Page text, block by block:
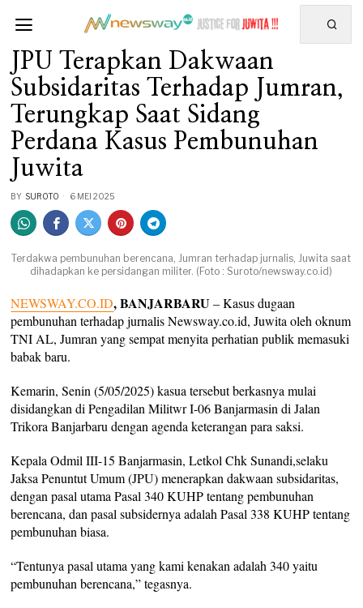
JPU Terapkan Dakwaan
Subsidaritas Terhadap Jumran,
Terungkap Saat Sidang
Perdana Kasus Pembunuhan
Juwita
BY SUROTO 6 MEI 2025
Terdakwa pembunuhan berencana, Jumran terhadap jurnalis, Juwita saat
dihadapkan ke persidangan militer. (Foto : Suroto/newsway.co.id)
NEWSWAY.CO.ID, BANJARBARU– Kasus dugaan
pembunuhan terhadap jurnalis Newsway.co.id, Juwita oleh oknum
TNI AL, Jumran yang sempat menyita perhatian publik memasuki
babak baru.
Kemarin, Senin (5/05/2025) kasua tersebut berkasnya mulai
disidangkan di Pengadilan Militwr I-06 Banjarmasin di Jalan
Trikora Banjarbaru dengan agenda keterangan para saksi.
Kepala Odmil III-15 Banjarmasin, Letkol Chk Sunandi,selaku
Jaksa Penuntut Umum (JPU) menerapkan dakwaan subsidaritas,
dengan pasal utama Pasal 340 KUHP tentang pembunuhan
berencana, dan pasal subsidernya adalah Pasal 338 KUHP tentang
pembunuhan biasa.
“Tentunya pasal utama yang kami kenakan adalah 340 yaitu
pembunuhan berencana,” tegasnya.